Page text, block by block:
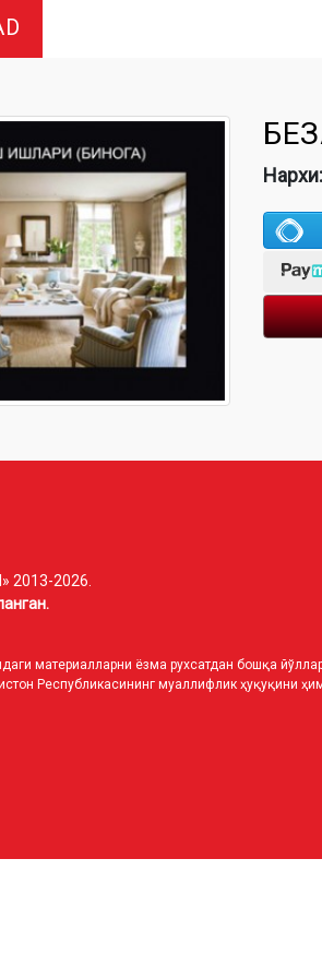
Нархи:
2013-2026.
материалларни ёзма рухсатдан бошқа
Республикасининг муаллифлик ҳуқуқини